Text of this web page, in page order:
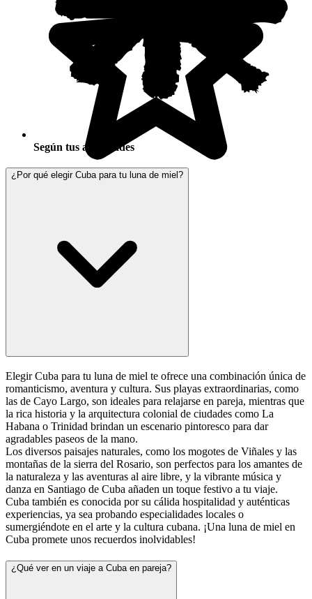
Según tus actividades
¿Por qué elegir Cuba para tu luna de miel?
Elegir Cuba para tu luna de miel te ofrece una combinación única de
romanticismo, aventura y cultura. Sus playas extraordinarias, como
las de Cayo Largo, son ideales para relajarse en pareja, mientras que
la rica historia y la arquitectura colonial de ciudades como La
Habana o Trinidad brindan un escenario pintoresco para dar
agradables paseos de la mano.
Los diversos paisajes naturales, como los mogotes de Viñales y las
montañas de la sierra del Rosario, son perfectos para los amantes de
la naturaleza y las aventuras al aire libre, y la vibrante música y
danza en Santiago de Cuba añaden un toque festivo a tu viaje.
Cuba también es conocida por su cálida hospitalidad y auténticas
experiencias, ya sea probando especialidades locales o
sumergiéndote en el arte y la cultura cubana. ¡Una luna de miel en
Cuba promete unos recuerdos inolvidables!
¿Qué ver en un viaje a Cuba en pareja?